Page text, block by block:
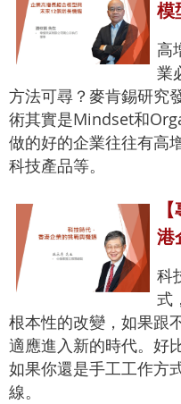
模
高
業
方法可尋？麥肯錫研究
術其實是Mindset和
做的好的企業往往有高
科技產品等。
港
科
式
根本性的改變，如果跟
適應進入新的時代。好
如果你還是手工工作方
線。